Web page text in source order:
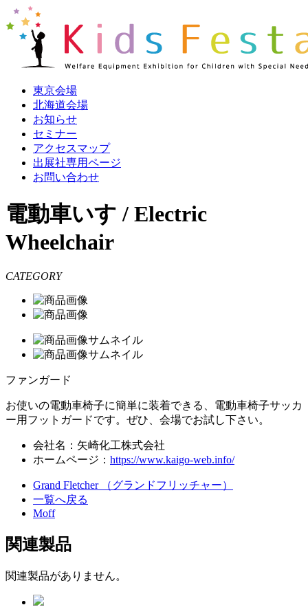
東京会場
北海道会場
お知らせ
セミナー
アクセスマップ
出展社専用ページ
お問い合わせ
電動車いす / Electric
Wheelchair
CATEGORY
ファンガード
お使いの電動車椅子に簡単に装着できる、電動車椅子サッカ
ー用フットガードです。ぜひ、会場でお試し下さい。
会社名：矢崎化工株式会社
ホームページ： https://www.kaigo-web.info/
Grand Fletcher （グランドフリッチャー）
一覧へ戻る
Moff
関連製品
関連製品がありません。